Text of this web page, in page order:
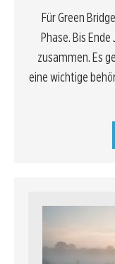
Für Green
Phase. Bis
zusammen. Es
eine wichtige